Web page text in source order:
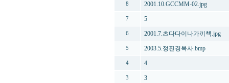
8 2001.10.GCCMM-02.jpg
7 5
6 2001.7.츠다다이나가끼책.jpg
5 2003.5.정진경목사.bmp
4 4
3 3